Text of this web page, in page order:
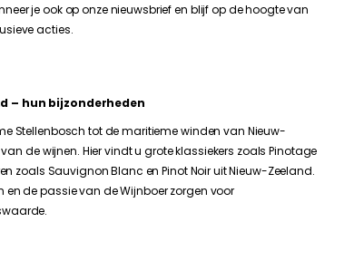
je ook op onze nieuwsbrief en blijf op de hoogte van
acties.
– hun bijzonderheden
Stellenbosch tot de maritieme winden van Nieuw-
de wijnen. Hier vindt u grote klassiekers zoals Pinotage
zoals Sauvignon Blanc en Pinot Noir uit Nieuw-Zeeland.
de passie van de Wijnboer zorgen voor